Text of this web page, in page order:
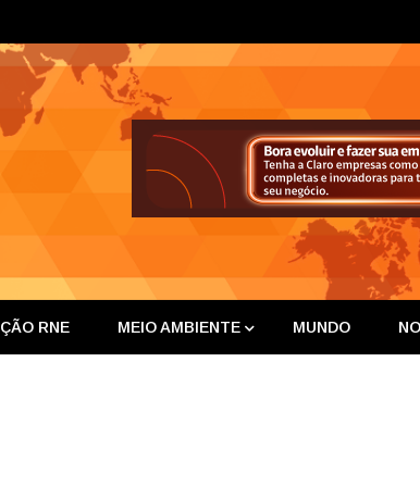
RNE MEIO AMBIENTE MUNDO